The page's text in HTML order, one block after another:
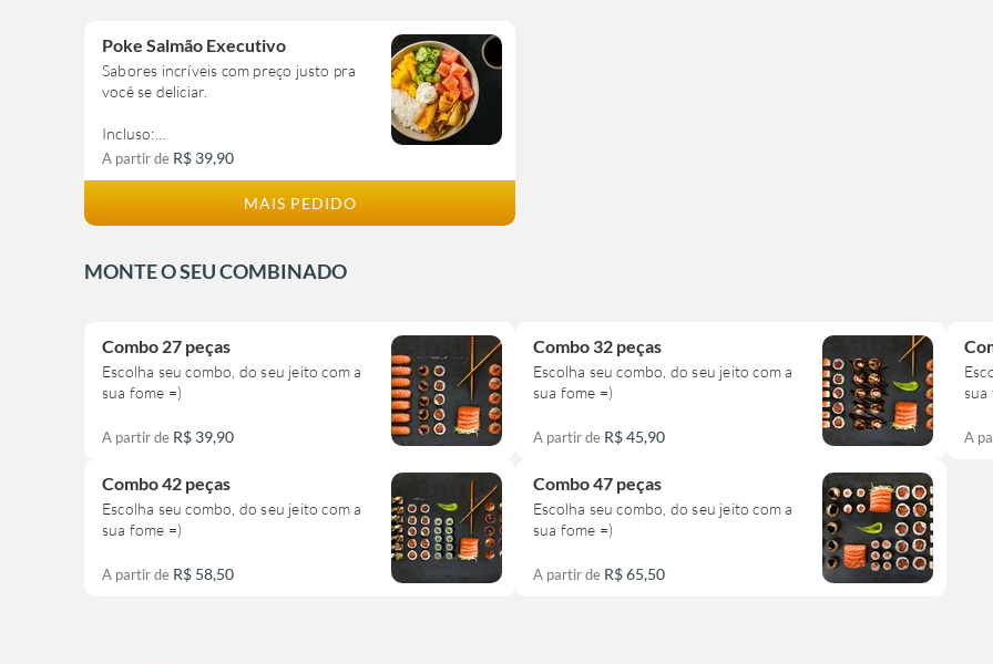
Poke Salmão Executivo
Sabores incríveis com preço justo pra
você se deliciar.
Incluso:
Arroz
Molho à sua escolha
Importante: os ingredientes descritos
neste item não serão/poderão ser
alterados.
A partir de R$ 39,90
MAIS PEDIDO
MONTE O SEU COMBINADO
Combo 27 peças
Escolha seu combo, do seu jeito com a
sua fome =)
A partir de R$ 39,90
Combo 32 peças
Escolha seu combo, do seu jeito com a
sua fome =)
A partir de R$ 45,90
sua
A
Combo 42 peças
Escolha seu combo, do seu jeito com a
sua fome =)
A partir de R$ 58,50
Combo 47 peças
Escolha seu combo, do seu jeito com a
sua fome =)
A partir de R$ 65,50